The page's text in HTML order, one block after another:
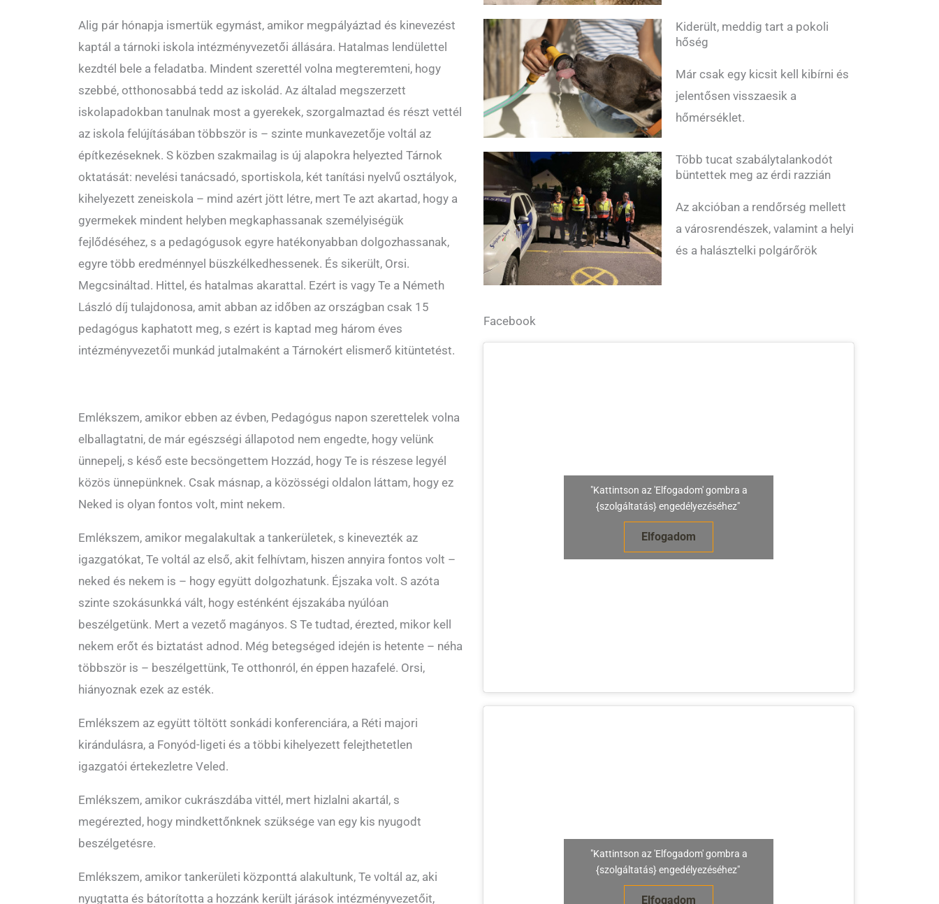
Alig pár hónapja ismertük egymást, amikor megpályáztad és kinevezést
kaptál a tárnoki iskola intézményvezetői állására. Hatalmas lendülettel
kezdtél bele a feladatba. Mindent szerettél volna megteremteni, hogy
szebbé, otthonosabbá tedd az iskolád. Az általad megszerzett
iskolapadokban tanulnak most a gyerekek, szorgalmaztad és részt vettél
az iskola felújításában többször is – szinte munkavezetője voltál az
építkezéseknek. S közben szakmailag is új alapokra helyezted Tárnok
oktatását: nevelési tanácsadó, sportiskola, két tanítási nyelvű osztályok,
kihelyezett zeneiskola – mind azért jött létre, mert Te azt akartad, hogy a
gyermekek mindent helyben megkaphassanak személyiségük
fejlődéséhez, s a pedagógusok egyre hatékonyabban dolgozhassanak,
egyre több eredménnyel büszkélkedhessenek. És sikerült, Orsi.
Megcsináltad. Hittel, és hatalmas akarattal. Ezért is vagy Te a Németh
László díj tulajdonosa, amit abban az időben az országban csak 15
pedagógus kaphatott meg, s ezért is kaptad meg három éves
intézményvezetői munkád jutalmaként a Tárnokért elismerő kitüntetést.
Emlékszem, amikor ebben az évben, Pedagógus napon szerettelek volna
elballagtatni, de már egészségi állapotod nem engedte, hogy velünk
ünnepelj, s késő este becsöngettem Hozzád, hogy Te is részese legyél
közös ünnepünknek. Csak másnap, a közösségi oldalon láttam, hogy ez
Neked is olyan fontos volt, mint nekem.
Emlékszem, amikor megalakultak a tankerületek, s kinevezték az
igazgatókat, Te voltál az első, akit felhívtam, hiszen annyira fontos volt –
neked és nekem is – hogy együtt dolgozhatunk. Éjszaka volt. S azóta
szinte szokásunkká vált, hogy esténként éjszakába nyúlóan
beszélgetünk. Mert a vezető magányos. S Te tudtad, érezted, mikor kell
nekem erőt és biztatást adnod. Még betegséged idején is hetente – néha
többször is – beszélgettünk, Te otthonról, én éppen hazafelé. Orsi,
hiányoznak ezek az esték.
Emlékszem az együtt töltött sonkádi konferenciára, a Réti majori
kirándulásra, a Fonyód-ligeti és a többi kihelyezett felejthetetlen
igazgatói értekezletre Veled.
Emlékszem, amikor cukrászdába vittél, mert hizlalni akartál, s
megérezted, hogy mindkettőnknek szüksége van egy kis nyugodt
beszélgetésre.
Emlékszem, amikor tankerületi központtá alakultunk, Te voltál az, aki
nyugtatta és bátorította a hozzánk került járások intézményvezetőit,
Kiderült, meddig tart a pokoli
hőség
Már csak egy kicsit kell kibírni és
jelentősen visszaesik a
hőmérséklet.
Több tucat szabálytalankodót
büntettek meg az érdi razzián
Az akcióban a rendőrség mellett
a városrendészek, valamint a helyi
és a halásztelki polgárőrök
Facebook
"Kattintson az 'Elfogadom' gombra a
{szolgáltatás} engedélyezéséhez"
Elfogadom
"Kattintson az 'Elfogadom' gombra a
{szolgáltatás} engedélyezéséhez"
Elfogadom